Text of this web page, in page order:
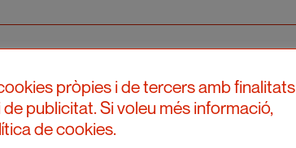
pròpies i de tercers amb finalitats
publicitat. Si voleu més informació,
de cookies.